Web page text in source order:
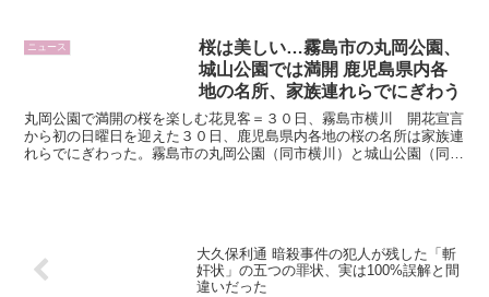
ニュース
桜は美しい…霧島市の丸岡公園、
城山公園では満開 鹿児島県内各
地の名所、家族連れらでにぎわう
丸岡公園で満開の桜を楽しむ花見客＝３０日、霧島市横川 開花宣言
から初の日曜日を迎えた３０日、鹿児島県内各地の桜の名所は家族連
れらでにぎわった。霧島市の丸岡公園（同市横川）と城山公園（同市
大久保利通 暗殺事件の犯人が残した「斬
奸状」の五つの罪状、実は100%誤解と間
違いだった